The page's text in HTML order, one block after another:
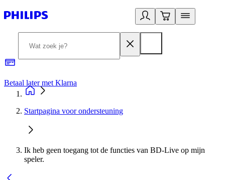
Betaal later met Klarna
Startpagina voor ondersteuning
Ik heb geen toegang tot de functies van BD-Live op mijn
speler.